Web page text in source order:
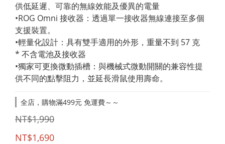
供低延遲、可靠的無線效能及優異的電量
•ROG Omni 接收器：透過單一接收器無線連接至多個
支援裝置。
•輕量化設計：具有雙手適用的外形，重量不到 57 克
* 不含電池及接收器
•獨家可更換微動插槽：與機械式微動開關的兼容性提
供不同的點擊阻力，並延長滑鼠使用壽命。
全店，購物滿499元 免運費～～
NT$1,990
NT$1,690